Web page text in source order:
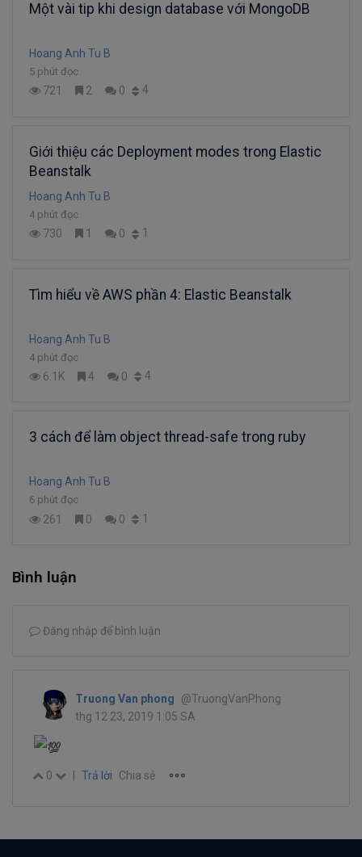
Một vài tip khi design database với MongoDB
Hoang Anh Tu B
5 phút đọc
721 2 0 4
Giới thiệu các Deployment modes trong Elastic
Beanstalk
Hoang Anh Tu B
4 phút đọc
730 1 0 1
Tìm hiểu về AWS phần 4: Elastic Beanstalk
Hoang Anh Tu B
4 phút đọc
6.1K 4 0 4
3 cách để làm object thread-safe trong ruby
Hoang Anh Tu B
6 phút đọc
261 0 0 1
Bình luận
Đăng nhập để bình luận
Truong Van phong
@TruongVanPhong
thg 12 23, 2019 1:05 SA
0 Trả lời Chia sẻ